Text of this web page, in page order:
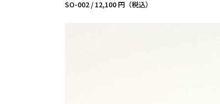
SO-002 / 12,100 円（税込）